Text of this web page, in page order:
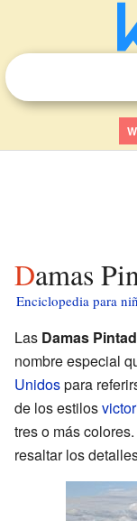
Damas
Enciclopedia para
Las Damas
nombre especial
Unidospara
de los estilos
tres o más
resaltar los